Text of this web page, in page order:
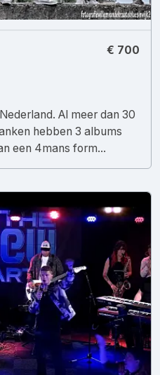
€ 700
Al meer dan 30
hebben 3 albums
een 4mans form...